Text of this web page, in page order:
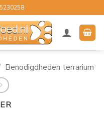
Benodigdheden terrarium